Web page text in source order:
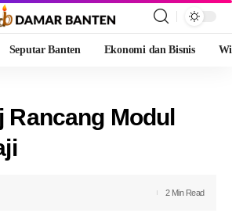
Seputar Banten Ekonomi dan Bisnis
Rancang Modul
2 Min Read